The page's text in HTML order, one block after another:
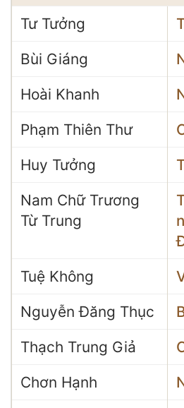
Tư Tưởng
Bùi Giáng
Hoài Khanh
Phạm Thiên Thư
Huy Tưởng
Nam Chữ Trương
Từ Trung
Tuệ Không
Nguyễn Đăng Thục
Thạch Trung Giả
Chơn Hạnh